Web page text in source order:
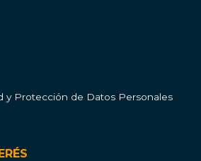
y Protección de Datos Personales